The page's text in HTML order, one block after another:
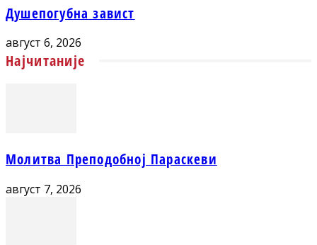
Душепогубна завист
август 6, 2026
Најчитаније
Молитва Преподобној Параскеви
август 7, 2026